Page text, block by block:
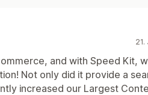
and with Speed Kit,
Not only did it provide a
increased our Largest